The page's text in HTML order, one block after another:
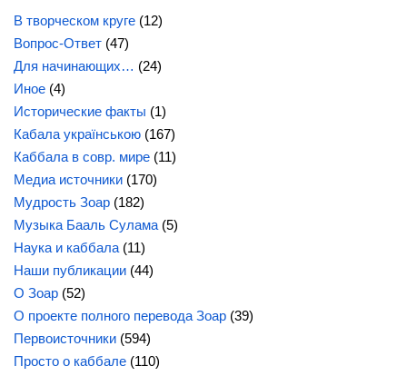
В творческом круге (12)
Вопрос-Ответ (47)
Для начинающих… (24)
Иное (4)
Исторические факты (1)
Кабала українською (167)
Каббала в совр. мире (11)
Медиа источники (170)
Мудрость Зоар (182)
Музыка Бааль Сулама (5)
Наука и каббала (11)
Наши публикации (44)
О Зоар (52)
О проекте полного перевода Зоар (39)
Первоисточники (594)
Просто о каббале (110)